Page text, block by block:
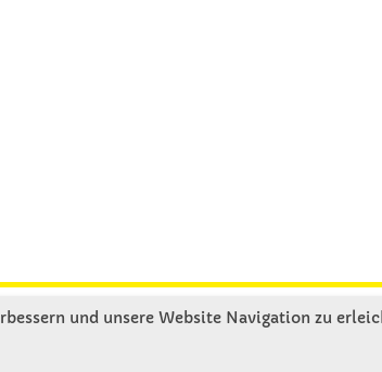
und unsere Website Navigation zu